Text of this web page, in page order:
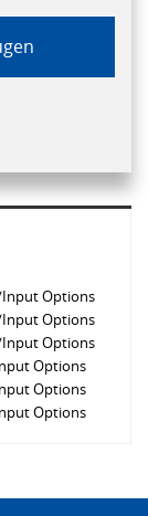
Input Options
Input Options
Input Options
Options
Options
Options